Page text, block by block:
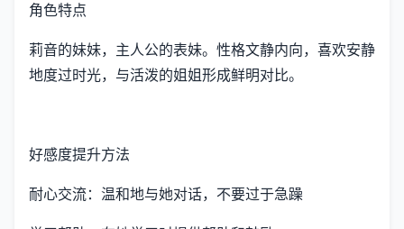
角色特点
莉音的妹妹，主人公的表妹。性格文静内向，喜欢安静
地度过时光，与活泼的姐姐形成鲜明对比。
好感度提升方法
耐心交流：温和地与她对话，不要过于急躁